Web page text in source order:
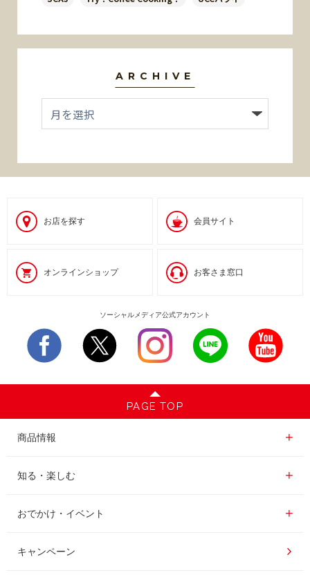
ARCHIVE
お店を探す 会員サイト
オンラインショップ お客さま窓口
ソーシャルメディア公式アカウント
PAGE TOP
商品情報
商品情報一覧
レギュラーコーヒー
インスタントコーヒー
ドリンク
知る・楽しむ
知る・楽しむ一覧
おいしいコーヒーの淹れ方
コーヒー百科
おでかけ・イベント
おでかけ・イベント情報一覧
UCCコーヒー博物館
キャンペーン